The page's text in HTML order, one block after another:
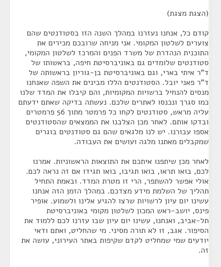
(הצגת מצגת)
קודם כל, אנחנו נעזרנו במהלך השנה הזו בסטודנטים שהם
צוערים לשלטון המקומי. אני מניחה שרובכם מכירים את
התוכנית הנהדרת של משרד הפנים והמרכז לשלטון המקומי,
סטודנטים שלומדים גם באוניברסיטת חיפה, בראשותו של
ד"ר איתי בארי, וגם באוניברסיטת בן-גוריון בראשותה של
ד"ר פאני יובל. הסטודנטים הללו מבינים את השפה שאנחנו
מנסים להנחיל ברשויות המקומיות, והם קיבלו את המדד שלנו
כמו סגרך ונכנסו לאתרים שלכם. נעשתה בדיקה שאתם ידעתם
עליה מראש, סטודנטים לקחו כל פרמטר מתוך 56 פרמטרים
ובדקו אותם. לאחר מכן הצלבנו את הממצאים שהסטודנטים
אספו עבורנו. יש לנו מלגאים שהם גם סטודנטים בוגרים
שמקבלים מאתנו מלגה ועושים את העבודה.
לאחר מכן שיתפנו איתכם את התוצאות הראשוניות. אמרנו
לכם, בואו תראו, בואו תגיבו, בואו תגידו אם זה נראה לכם.
אולי אפשר להשתפר, הרי זו מטרת המדד. ובאמת התחיל
תהליך של השלמת מידע מצדכם. במהלך הזמן הזה אנחנו
עשינו יום עיון לרשויות שרצו להגיע אלינו ולשמוע. אופיר
פינס, יושב-ראש המכון לשלטון מקומי באוניברסיטת
תל-אביב, ואנחנו, עשינו יום עיון שבו עזרנו לכם ללמוד את
הסיפור. אגב, זו לא תורה מסיני. מי שהחליט, ואתם ודאי
יודעים שמי שמחליט לקדם שקיפות באתר העירוני, עושה את
זה.